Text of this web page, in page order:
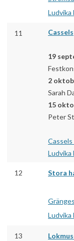
Ludvika
11 Cassels
19
2
Sarah
15
Peter
Ludvika
12 Stora
Ludvika
13